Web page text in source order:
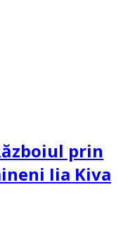
prin
Iia Kiva